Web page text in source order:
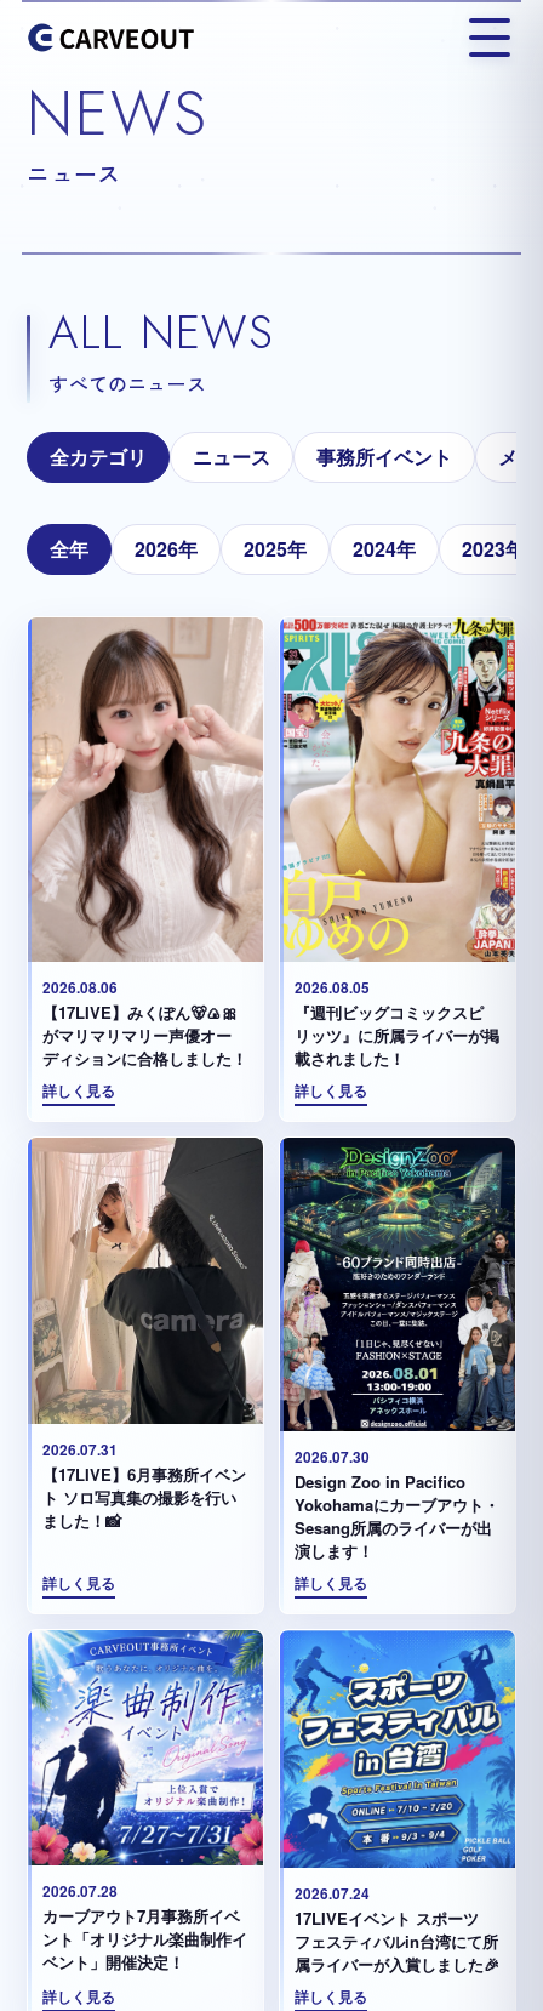
NEWS
ニュース
ALL NEWS
すべてのニュース
全カテゴリ ニュース 事務所イベント メ
全年 2026年 2025年 2024年 2023年
2026.08.06
【17LIVE】みくぽん🐻🍙🎀
がマリマリマリー声優オー
ディションに合格しました！
詳しく見る
2026.08.05
『週刊ビッグコミックスピ
リッツ』に所属ライバーが掲
載されました！
詳しく見る
2026.07.31
【17LIVE】6月事務所イベン
ト ソロ写真集の撮影を行い
ました！📸
詳しく見る
2026.07.30
Design Zoo in Pacifico
Yokohamaにカーブアウト・
Sesang所属のライバーが出
演します！
詳しく見る
2026.07.28
カーブアウト7月事務所イベ
ント「オリジナル楽曲制作イ
ベント」開催決定！
詳しく見る
2026.07.24
17LIVEイベント スポーツ
フェスティバルin台湾にて所
属ライバーが入賞しました🎉
詳しく見る